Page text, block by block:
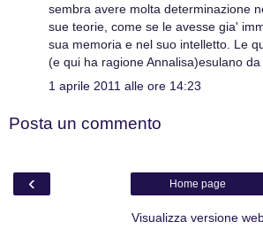
sembra avere molta determinazione
sue teorie, come se le avesse gia'
sua memoria e nel suo intelletto. Le
(e qui ha ragione Annalisa)esulano da
1 aprile 2011 alle ore 14:23
Posta un commento
‹ Home page
Visualizza versione